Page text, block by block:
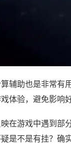
辅助也是非常有
体验，避免影响
在游戏中遇到部
是不是有挂？确